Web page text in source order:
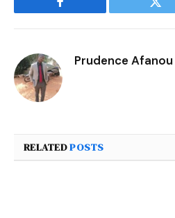
Facebook
Prudence Afanou
RELATEDPOSTS